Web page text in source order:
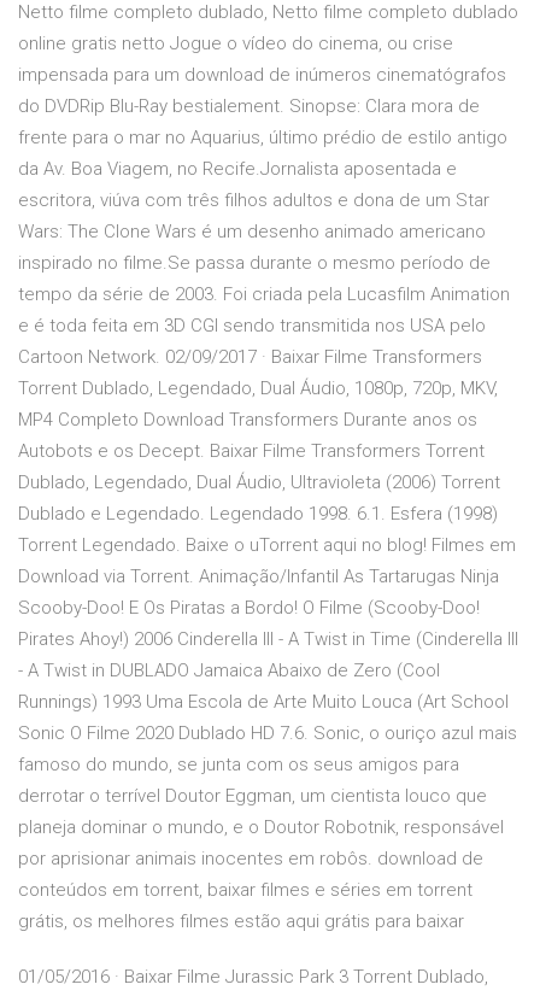
Netto filme completo dublado, Netto filme completo dublado
online gratis netto Jogue o vídeo do cinema, ou crise
impensada para um download de inúmeros cinematógrafos
do DVDRip Blu-Ray bestialement. Sinopse: Clara mora de
frente para o mar no Aquarius, último prédio de estilo antigo
da Av. Boa Viagem, no Recife.Jornalista aposentada e
escritora, viúva com três filhos adultos e dona de um Star
Wars: The Clone Wars é um desenho animado americano
inspirado no filme.Se passa durante o mesmo período de
tempo da série de 2003. Foi criada pela Lucasfilm Animation
e é toda feita em 3D CGI sendo transmitida nos USA pelo
Cartoon Network. 02/09/2017 · Baixar Filme Transformers
Torrent Dublado, Legendado, Dual Áudio, 1080p, 720p, MKV,
MP4 Completo Download Transformers Durante anos os
Autobots e os Decept. Baixar Filme Transformers Torrent
Dublado, Legendado, Dual Áudio, Ultravioleta (2006) Torrent
Dublado e Legendado. Legendado 1998. 6.1. Esfera (1998)
Torrent Legendado. Baixe o uTorrent aqui no blog! Filmes em
Download via Torrent. Animação/Infantil As Tartarugas Ninja
Scooby-Doo! E Os Piratas a Bordo! O Filme (Scooby-Doo!
Pirates Ahoy!) 2006 Cinderella III - A Twist in Time (Cinderella III
- A Twist in DUBLADO Jamaica Abaixo de Zero (Cool
Runnings) 1993 Uma Escola de Arte Muito Louca (Art School
Sonic O Filme 2020 Dublado HD 7.6. Sonic, o ouriço azul mais
famoso do mundo, se junta com os seus amigos para
derrotar o terrível Doutor Eggman, um cientista louco que
planeja dominar o mundo, e o Doutor Robotnik, responsável
por aprisionar animais inocentes em robôs. download de
conteúdos em torrent, baixar filmes e séries em torrent
grátis, os melhores filmes estão aqui grátis para baixar
01/05/2016 · Baixar Filme Jurassic Park 3 Torrent Dublado,